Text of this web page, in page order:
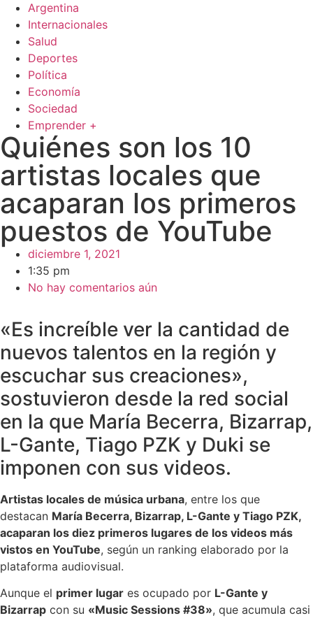
Argentina
Internacionales
Salud
Deportes
Política
Economía
Sociedad
Emprender +
Quiénes son los 10
artistas locales que
acaparan los primeros
puestos de YouTube
diciembre 1, 2021
1:35 pm
No hay comentarios aún
«Es increíble ver la cantidad de
nuevos talentos en la región y
escuchar sus creaciones»,
sostuvieron desde la red social
en la que María Becerra, Bizarrap,
L-Gante, Tiago PZK y Duki se
imponen con sus videos.
Artistas locales de música urbana, entre los que
destacan María Becerra, Bizarrap, L-Gante y Tiago PZK,
acaparan los diez primeros lugares de los videos más
vistos en YouTube, según un ranking elaborado por la
plataforma audiovisual.
Aunque el primer lugar es ocupado por L-Gante y
Bizarrap con su «Music Sessions #38», que acumula casi